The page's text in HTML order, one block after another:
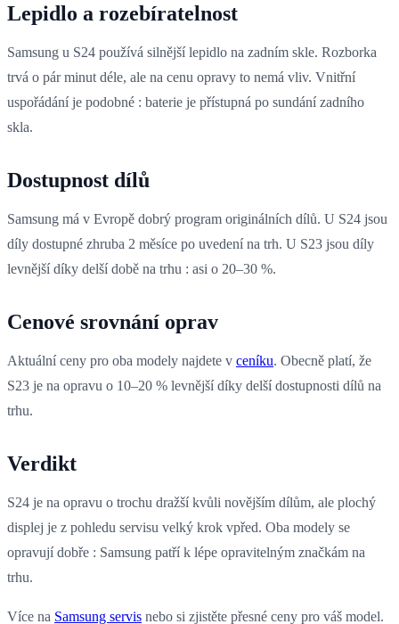
Lepidlo a rozebíratelnost
Samsung u S24 používá silnější lepidlo na zadním skle. Rozborka
trvá o pár minut déle, ale na cenu opravy to nemá vliv. Vnitřní
uspořádání je podobné : baterie je přístupná po sundání zadního
skla.
Dostupnost dílů
Samsung má v Evropě dobrý program originálních dílů. U S24 jsou
díly dostupné zhruba 2 měsíce po uvedení na trh. U S23 jsou díly
levnější díky delší době na trhu : asi o 20–30 %.
Cenové srovnání oprav
Aktuální ceny pro oba modely najdete v ceníku. Obecně platí, že
S23 je na opravu o 10–20 % levnější díky delší dostupnosti dílů na
trhu.
Verdikt
S24 je na opravu o trochu dražší kvůli novějším dílům, ale plochý
displej je z pohledu servisu velký krok vpřed. Oba modely se
opravují dobře : Samsung patří k lépe opravitelným značkám na
trhu.
Více na Samsung servis nebo si zjistěte přesné ceny pro váš model.